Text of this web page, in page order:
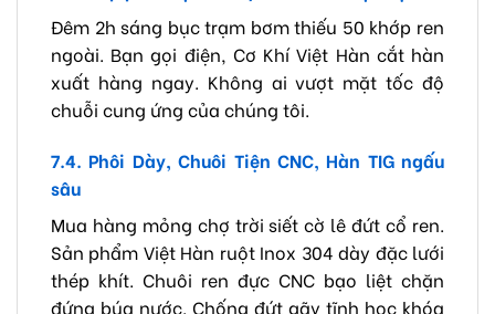
Đêm 2h sáng bục trạm bơm thiếu 50 khớp ren
ngoài. Bạn gọi điện, Cơ Khí Việt Hàn cắt hàn
xuất hàng ngay. Không ai vượt mặt tốc độ
chuỗi cung ứng của chúng tôi.
7.4. Phôi Dày, Chuôi Tiện CNC, Hàn TIG ngấu
sâu
Mua hàng mỏng chợ trời siết cờ lê đứt cổ ren.
Sản phẩm Việt Hàn ruột Inox 304 dày đặc lưới
thép khít. Chuôi ren đực CNC bạo liệt chặn
đứng búa nước. Chống đứt gãy tĩnh học khóa